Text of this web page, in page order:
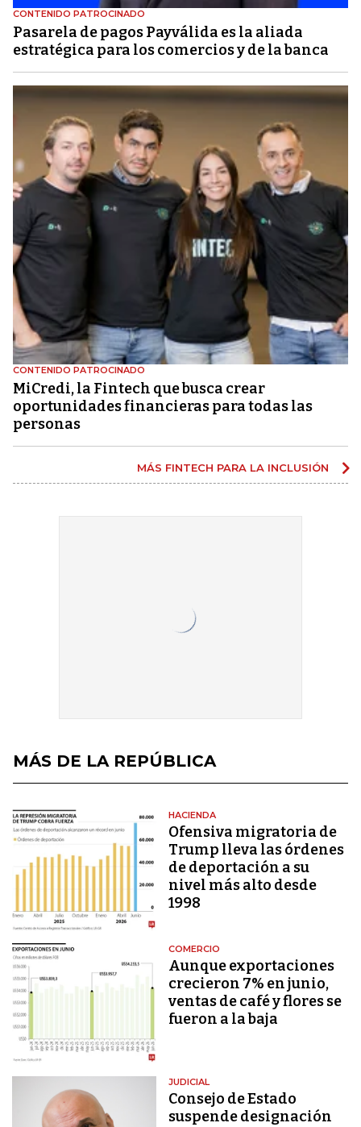
CONTENIDO PATROCINADO
Pasarela de pagos Payválida es la aliada
estratégica para los comercios y de la banca
CONTENIDO PATROCINADO
MiCredi, la Fintech que busca crear
oportunidades financieras para todas las
personas
MÁS FINTECH PARA LA INCLUSIÓN
MÁS DE LA REPÚBLICA
HACIENDA
Ofensiva migratoria de
Trump lleva las órdenes
de deportación a su
nivel más alto desde
1998
COMERCIO
Aunque exportaciones
crecieron 7% en junio,
ventas de café y flores se
fueron a la baja
JUDICIAL
Consejo de Estado
suspende designación